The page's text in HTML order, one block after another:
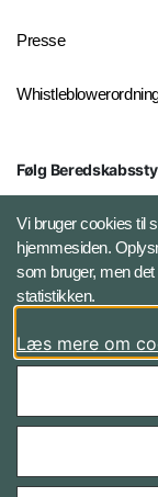
Presse
Følg
X BRSdk
LinkedIn
Vi bruger cookies til
hjemmesiden.
som bruger, men det
statistikken.
Læs mere om